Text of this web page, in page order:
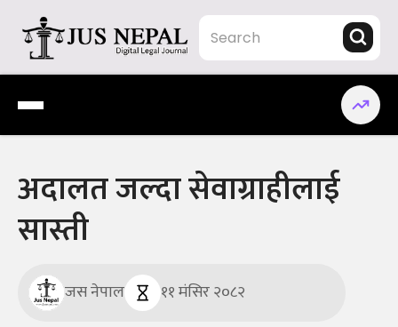
content
Jus Nepal | www.jusnepal.com
Digital Legal Journal
अदालत जल्दा सेवाग्राहीलाई
सास्ती
जस नेपाल ११ मंसिर २०८२